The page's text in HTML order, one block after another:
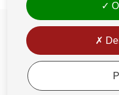
siret : 81238106900028
Conditions générales de vente
Rétractation
Mentions légales
Politique de confidentialité